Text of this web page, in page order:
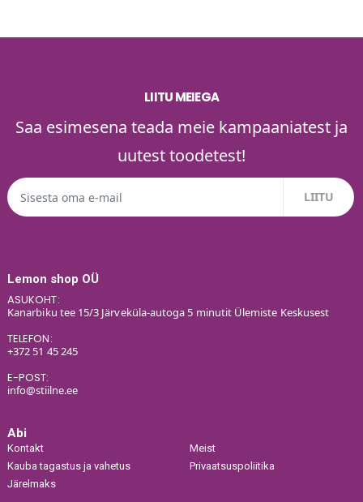
LIITU MEIEGA
Saa esimesena teada meie kampaaniatest ja
uutest toodetest!
Lemon shop OÜ
ASUKOHT:
Kanarbiku tee 15/3 Järveküla-autoga 5 minutit Ülemiste Keskusest
TELEFON:
+372 51 45 245
E-POST:
info@stiilne.ee
Abi
Kontakt
Kauba tagastus ja vahetus
Järelmaks
Meist
Privaatsuspoliitika